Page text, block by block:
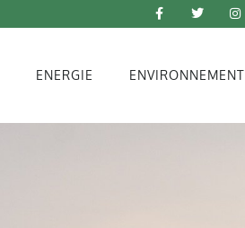
ENERGIE ENVIRONNEMENT